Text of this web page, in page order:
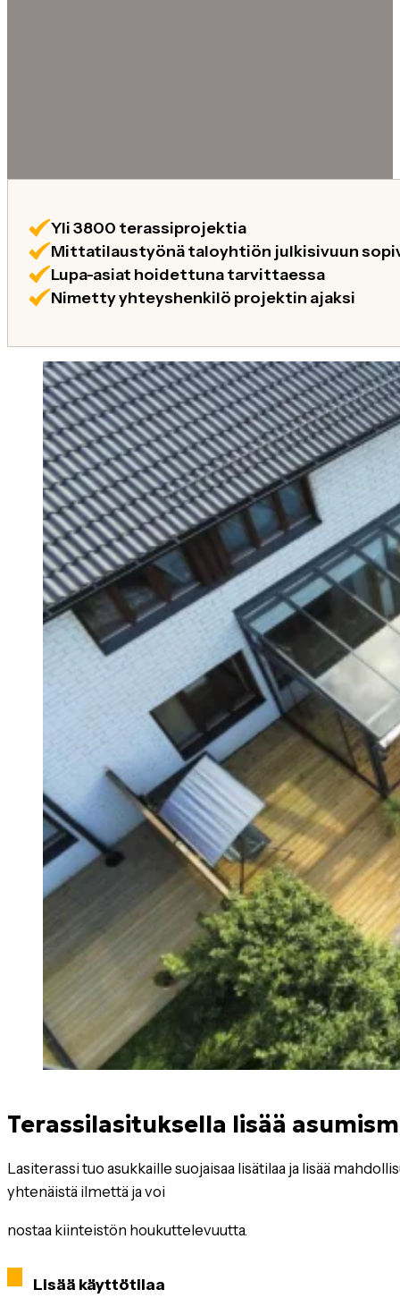
Yli 3800 terassiprojektia
Mittatilaustyönä taloyhtiön julkisivuun
Lupa-asiat hoidettuna tarvittaessa
Nimetty yhteyshenkilö projektin ajaksi
Terassilasituksella lisää
Lasiterassi tuo asukkaille suojaisaa lisätilaa ja lisää
yhtenäistä ilmettä ja voi
nostaa kiinteistön houkuttelevuutta.
Lisää käyttötilaa